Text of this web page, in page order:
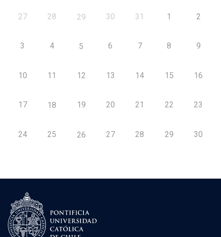
27 28 29 30 31 1 2
3 4 5 6 7 8 9
10 11 12 13 14 15 16
17 18 19 20 21 22 23
24 25 26 27 28 29 30